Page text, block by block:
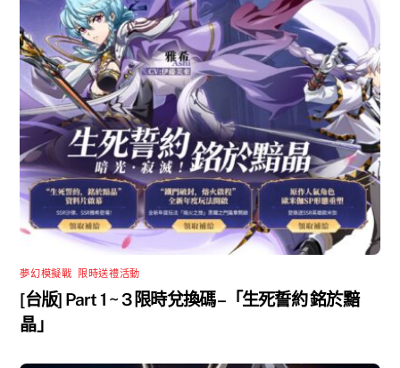
夢幻模擬戰 限時送禮活動
[台版] Part 1 ~ 3 限時兌換碼 –「生死誓約 銘於黯
晶」